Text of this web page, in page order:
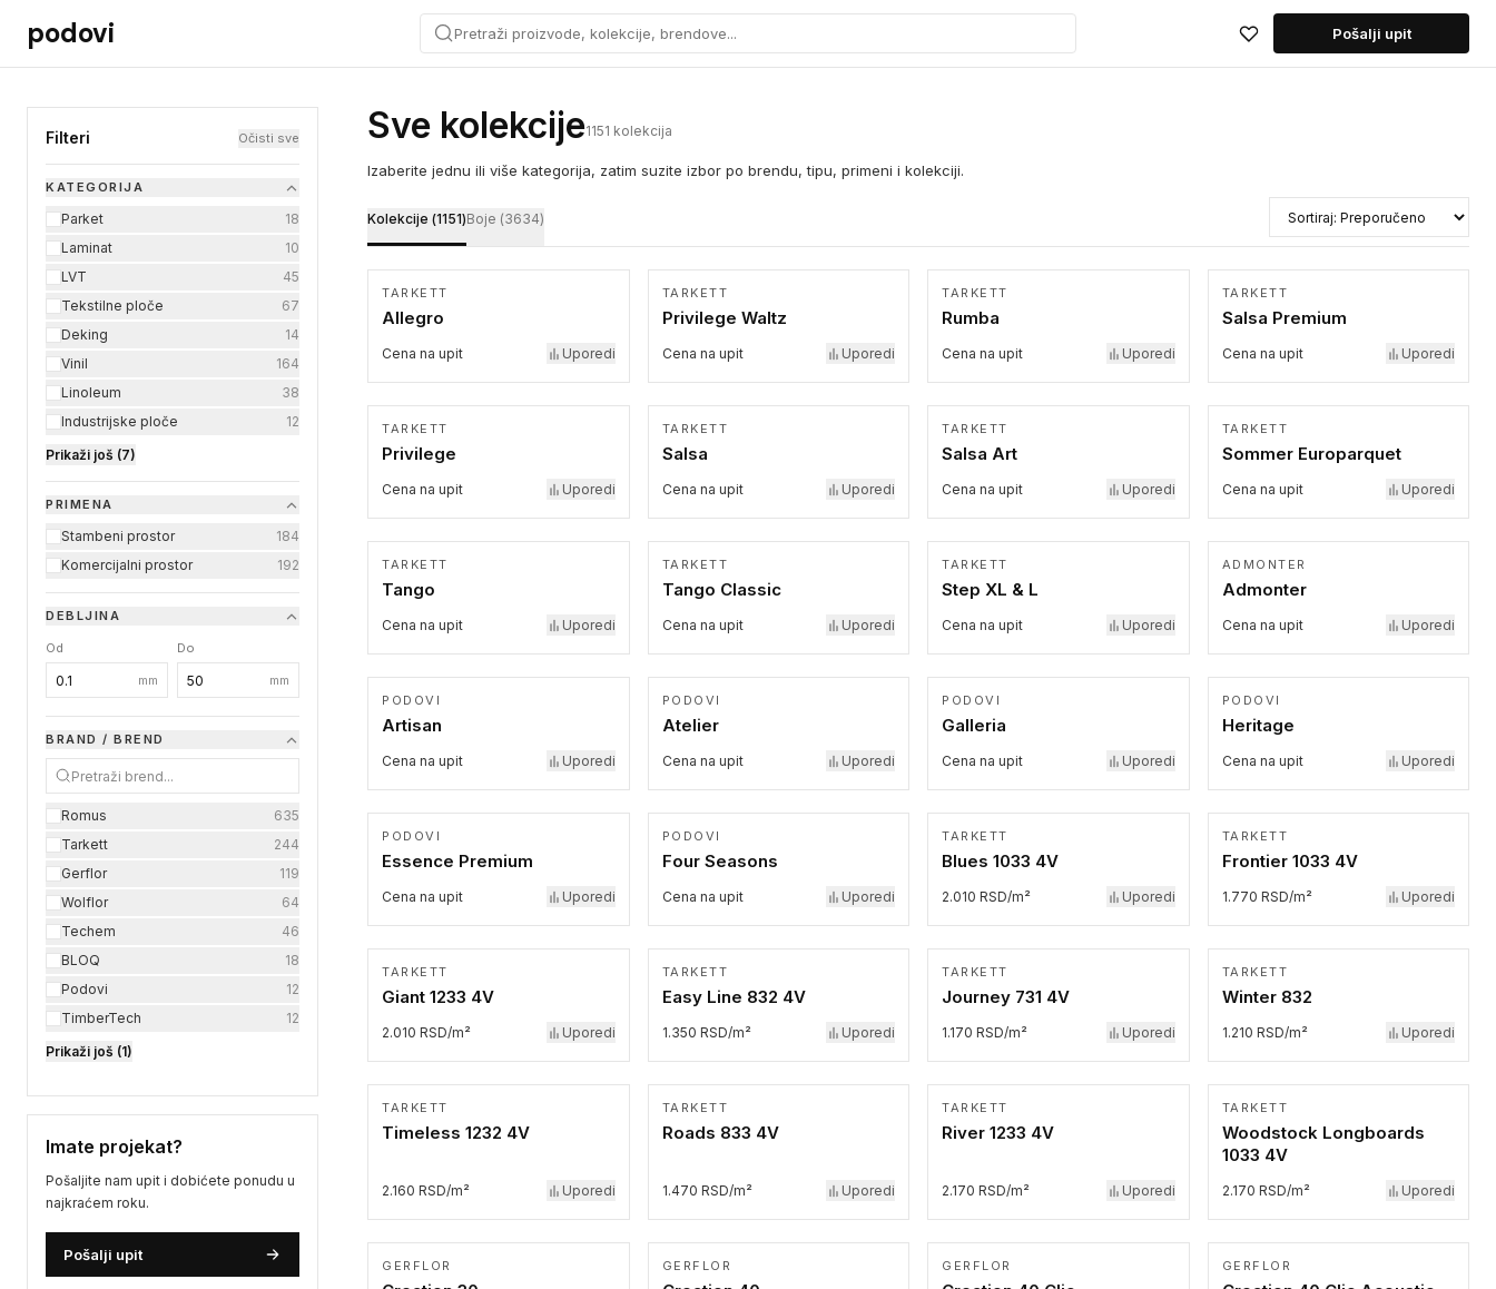
Preskoči na sadržaj
podovi Pretraži proizvode, kolekcije, brendove... Pošalji upit
Podovi.online katalog proizvoda
Filteri Očisti sve
KATEGORIJA
Parket
18
Laminat
10
LVT
45
Tekstilne ploče
67
Deking
14
Vinil
164
Linoleum
38
Industrijske ploče
12
Prikaži još (7)
PRIMENA
Stambeni prostor
184
Komercijalni prostor
192
DEBLJINA
Od
mm
Do
mm
BRAND / BREND
Romus
635
Tarkett
244
Gerflor
119
Wolflor
64
Techem
46
BLOQ
18
Podovi
12
TimberTech
12
Prikaži još (1)
Imate projekat?
Pošaljite nam upit i dobićete ponudu u
najkraćem roku.
Pošalji upit
Sve kolekcije1151 kolekcija
Izaberite jednu ili više kategorija, zatim suzite izbor po brendu, tipu, primeni i kolekciji.
Kolekcije (1151)Boje (3634)
TARKETT
Allegro
Cena na upit Uporedi
TARKETT
Privilege Waltz
Cena na upit Uporedi
TARKETT
Rumba
Cena na upit Uporedi
TARKETT
Salsa Premium
Cena na upit Uporedi
TARKETT
Privilege
Cena na upit Uporedi
TARKETT
Salsa
Cena na upit Uporedi
TARKETT
Salsa Art
Cena na upit Uporedi
TARKETT
Sommer Europarquet
Cena na upit Uporedi
TARKETT
Tango
Cena na upit Uporedi
TARKETT
Tango Classic
Cena na upit Uporedi
TARKETT
Step XL & L
Cena na upit Uporedi
ADMONTER
Admonter
Cena na upit Uporedi
PODOVI
Artisan
Cena na upit Uporedi
PODOVI
Atelier
Cena na upit Uporedi
PODOVI
Galleria
Cena na upit Uporedi
PODOVI
Heritage
Cena na upit Uporedi
PODOVI
Essence Premium
Cena na upit Uporedi
PODOVI
Four Seasons
Cena na upit Uporedi
TARKETT
Blues 1033 4V
2.010 RSD/m² Uporedi
TARKETT
Frontier 1033 4V
1.770 RSD/m² Uporedi
TARKETT
Giant 1233 4V
2.010 RSD/m² Uporedi
TARKETT
Easy Line 832 4V
1.350 RSD/m² Uporedi
TARKETT
Journey 731 4V
1.170 RSD/m² Uporedi
TARKETT
Winter 832
1.210 RSD/m² Uporedi
TARKETT
Timeless 1232 4V
2.160 RSD/m² Uporedi
TARKETT
Roads 833 4V
1.470 RSD/m² Uporedi
TARKETT
River 1233 4V
2.170 RSD/m² Uporedi
TARKETT
Woodstock Longboards
1033 4V
2.170 RSD/m² Uporedi
GERFLOR GERFLOR GERFLOR GERFLOR